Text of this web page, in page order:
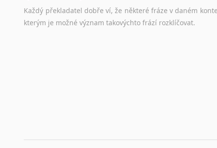
Každý překladatel dobře ví, že některé fráze v daném
kterým je možné význam takovýchto frází rozklíčovat.